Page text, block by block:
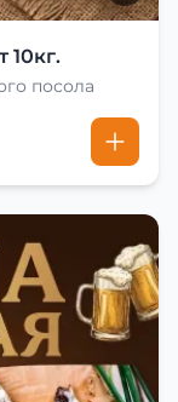
10кг.
посола